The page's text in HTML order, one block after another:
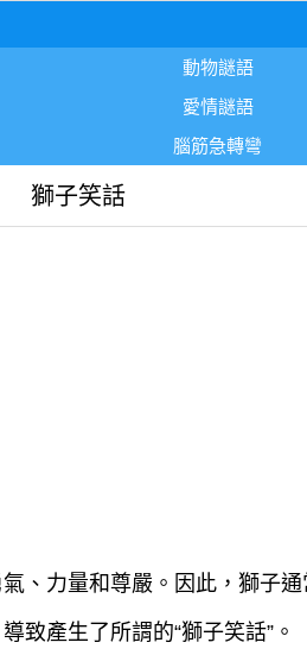
動物謎語
愛情謎語
腦筋急轉彎
獅子笑話
、力量和尊嚴。因此，獅子
致產生了所謂的“獅子笑話”。